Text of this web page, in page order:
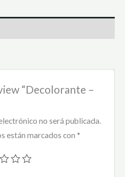
“Decolorante –
no será publicada.
están marcados con *